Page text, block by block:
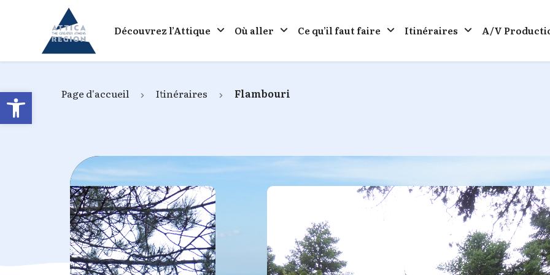
Open toolbar
Go to home
Découvrez l’Attique Où aller Ce qu’il faut faire Itinéraires A/V
Page d'accueil Itinéraires Flambouri